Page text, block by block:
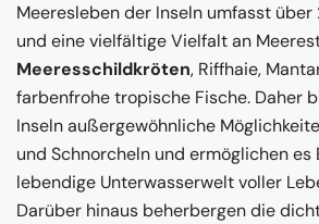
Meeresleben der Inseln umfasst
und eine vielfältige Vielfalt an
Meeresschildkröten, Riffhaie,
farbenfrohe tropische Fische. Daher
Inseln außergewöhnliche
und Schnorcheln und ermöglichen es
lebendige Unterwasserwelt voller
Darüber hinaus beherbergen die